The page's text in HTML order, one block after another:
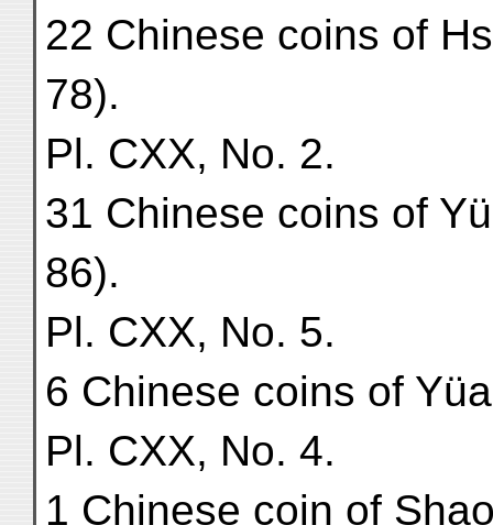
22 Chinese coins of
78).
Pl. CXX, No. 2.
31 Chinese coins of
86).
Pl. CXX, No. 5.
6 Chinese coins of
Pl. CXX, No. 4.
1 Chinese coin of